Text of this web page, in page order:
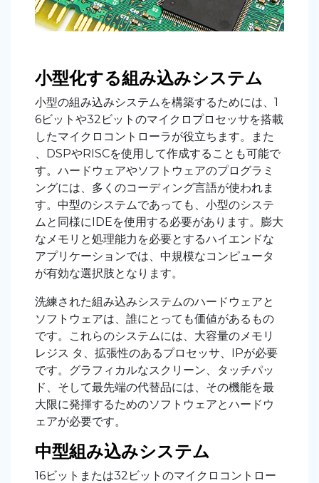
小型化する組み込みシステム
小型の組み込みシステムを構築するためには、1
6ビットや32ビットのマイクロプロセッサを搭載
したマイクロコントローラが役立ちます。また
、DSPやRISCを使用して作成することも可能で
す。ハードウェアやソフトウェアのプログラミ
ングには、多くのコーディング言語が使われま
す。中型のシステムであっても、小型のシステ
ムと同様にIDEを使用する必要があります。膨大
なメモリと処理能力を必要とするハイエンドな
アプリケーションでは、中規模なコンピュータ
が有効な選択肢となります。
洗練された組み込みシステムのハードウェアと
ソフトウェアは、誰にとっても価値があるもの
です。これらのシステムには、大容量のメモリ
レジス タ、拡張性のあるプロセッサ、IPが必要
です。グラフィカルなスクリーン、タッチパッ
ド、そして最先端の代替品には、その機能を最
大限に発揮するためのソフトウェアとハードウ
ェアが必要です。
中型組み込みシステム
16ビットまたは32ビットのマイクロコントロー